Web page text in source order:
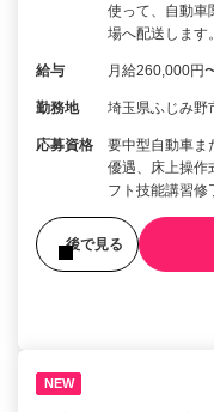
使って、自動車
場へ配送しま
給与 月給260,000円
勤務地 埼玉県ふじみ野
応募資格
要中型自動車ま
優遇、床上操作
フト技能講習
後で見る
NEW